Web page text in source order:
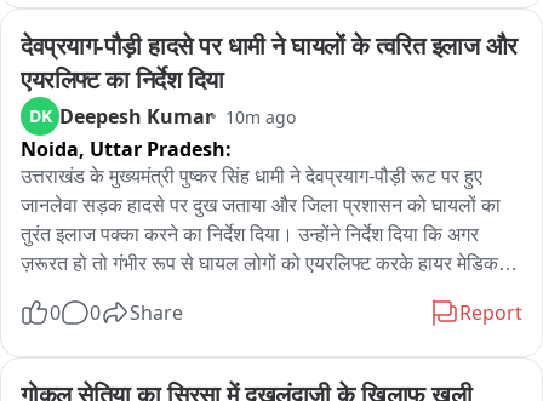
पुलिस वाले कंट्रोल नहीं करते हैं. पुलिस वाले ऐसे ड्राइवर को चिन्हित करें
और उनका ड्राइविंग लाइसेंस रद्द किया.
देवप्रयाग-पौड़ी हादसे पर धामी ने घायलों के त्वरित इलाज और
एयरलिफ्ट का निर्देश दिया
DK Deepesh Kumar 10m ago
Noida, Uttar Pradesh:
उत्तराखंड के मुख्यमंत्री पुष्कर सिंह धामी ने देवप्रयाग-पौड़ी रूट पर हुए
जानलेवा सड़क हादसे पर दुख जताया और जिला प्रशासन को घायलों का
तुरंत इलाज पक्का करने का निर्देश दिया। उन्होंने निर्देश दिया कि अगर
ज़रूरत हो तो गंभीर रूप से घायल लोगों को एयरलिफ्ट करके हायर मेडिकल
0 0 Share Report
गोकुल सेतिया का सिरसा में दखलंदाजी के खिलाफ खुली